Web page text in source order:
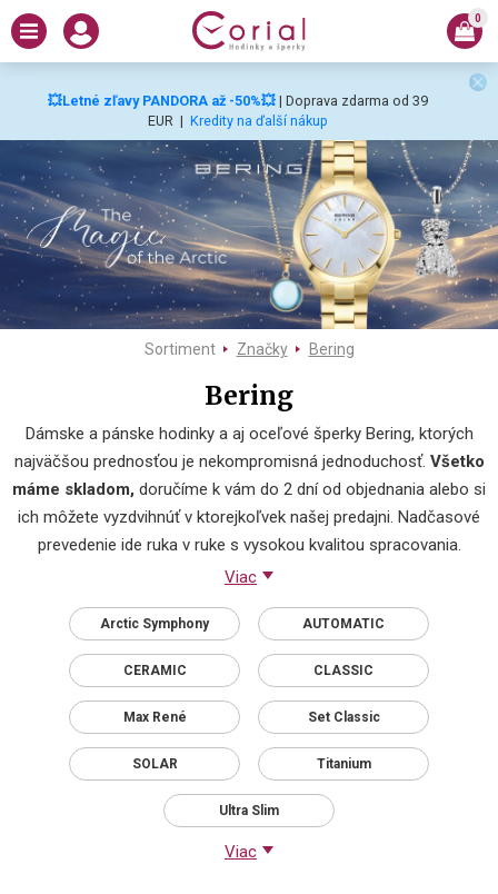
💥Letné zľavy PANDORA až -50%💥 | Doprava zdarma od 39
EUR | Kredity na ďalší nákup
0
Sortiment Značky Bering
Bering
Dámske a pánske hodinky a aj oceľové šperky Bering, ktorých
najväčšou prednosťou je nekompromisná jednoduchosť. Všetko
máme skladom, doručíme k vám do 2 dní od objednania alebo si
ich môžete vyzdvihnúť v ktorejkoľvek našej predajni. Nadčasové
prevedenie ide ruka v ruke s vysokou kvalitou spracovania.
Viac
Arctic Symphony AUTOMATIC
CERAMIC CLASSIC
Max René Set Classic
SOLAR Titanium
Ultra Slim
Viac